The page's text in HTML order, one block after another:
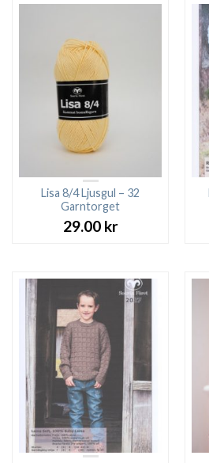
Lisa 8/4 Ljusgul – 32
Garntorget
29.00 kr